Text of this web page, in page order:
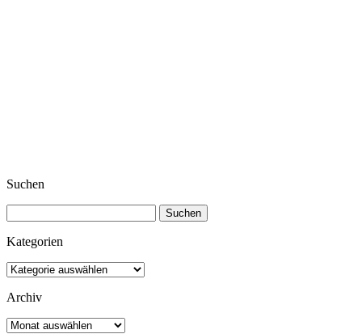
Suchen
nach:
Kategorien
Kategorien
Archiv
Archiv